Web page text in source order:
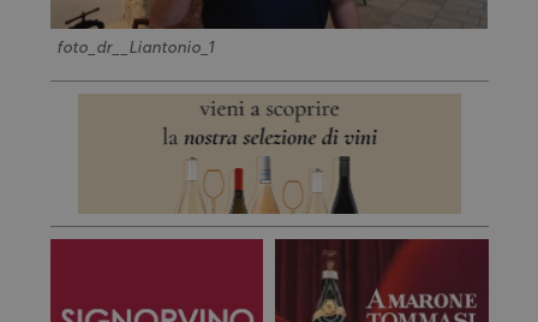
foto_dr__Liantonio_1